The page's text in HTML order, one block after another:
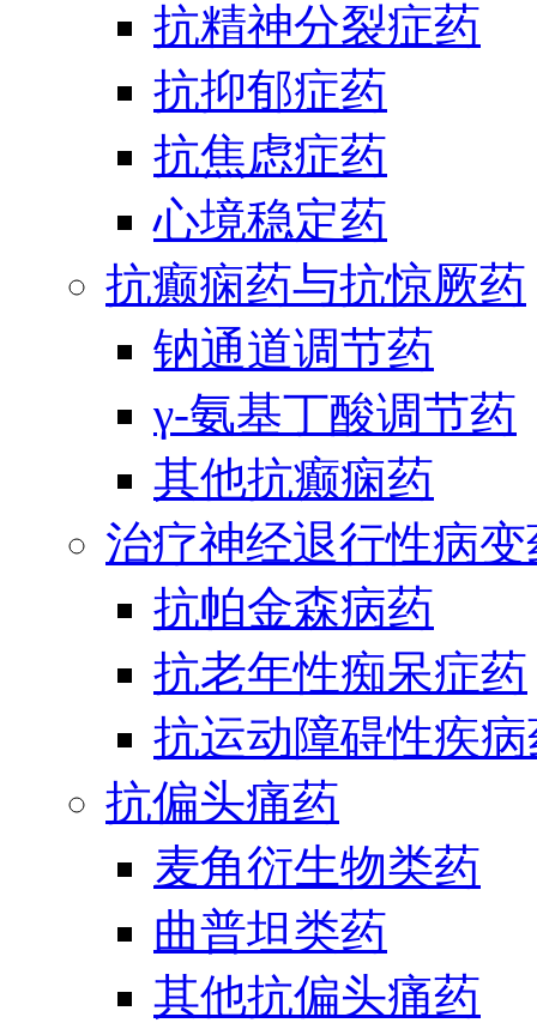
抗精神分裂症药
抗抑郁症药
抗焦虑症药
心境稳定药
抗癫痫药与抗惊厥药
钠通道调节药
γ-氨基丁酸调节药
其他抗癫痫药
治疗神经退行性病
抗帕金森病药
抗老年性痴呆症药
抗运动障碍性疾
抗偏头痛药
麦角衍生物类药
曲普坦类药
其他抗偏头痛药